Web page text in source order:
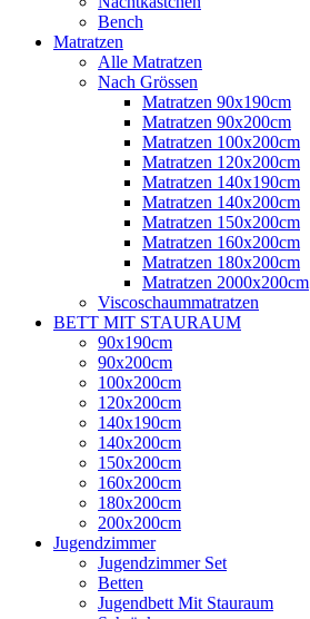
Bench
Matratzen
Alle Matratzen
Nach Grössen
Matratzen 90x190cm
Matratzen 90x200cm
Matratzen 100x200cm
Matratzen 120x200cm
Matratzen 140x190cm
Matratzen 140x200cm
Matratzen 150x200cm
Matratzen 160x200cm
Matratzen 180x200cm
Matratzen 2000x200cm
Viscoschaummatratzen
BETT MIT STAURAUM
90x190cm
90x200cm
100x200cm
120x200cm
140x190cm
140x200cm
150x200cm
160x200cm
180x200cm
200x200cm
Jugendzimmer
Jugendzimmer Set
Betten
Jugendbett Mit Stauraum